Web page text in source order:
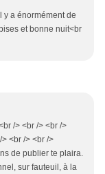
y a énormément de
et bonne nuit<br
/> <br /> <br />
<br /> <br />
de publier te plaira.
sur fauteuil, à la